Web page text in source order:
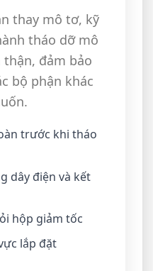
thay mô tơ, kỹ
tháo dỡ mô
đảm bảo
bộ phận khác
trước khi tháo
dây điện và kết
hộp giảm tốc
lắp đặt